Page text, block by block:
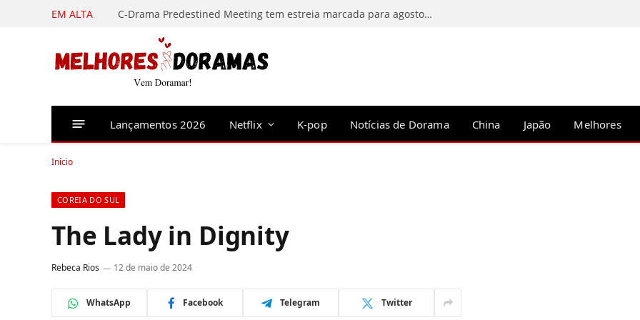
EM ALTA C-Drama Predestined Meeting tem estreia marcada para agosto de 2026
Lançamentos 2026 Netflix K-pop Notícias de Dorama China Japão Melhores
Início
COREIA DO SUL
The Lady in Dignity
Rebeca Rios 12 de maio de 2024
WhatsApp Facebook Telegram Twitter